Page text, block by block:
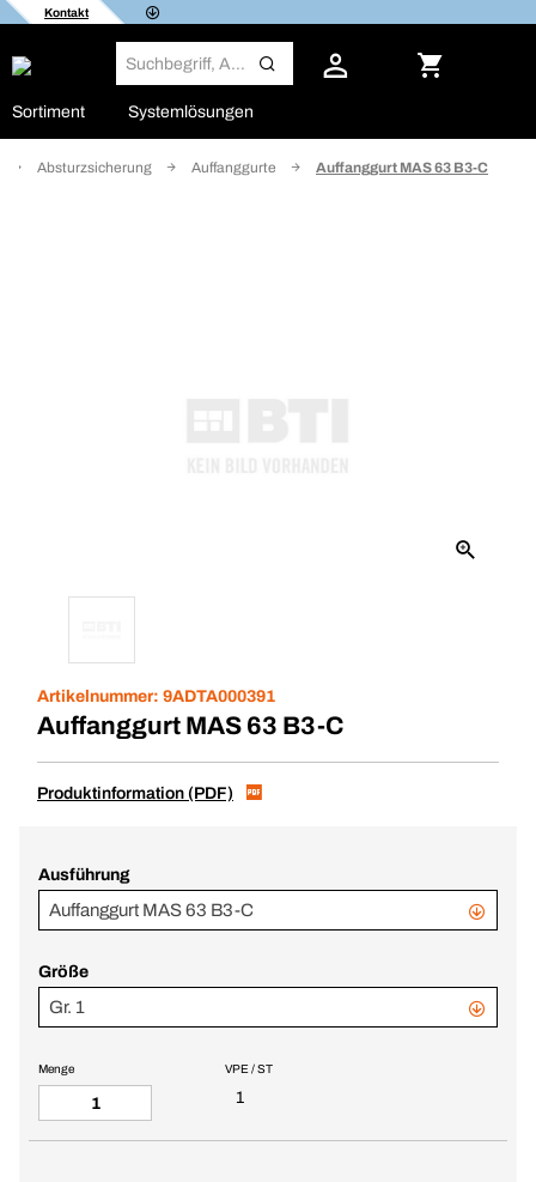
Kontakt
Sortiment Systemlösungen
Absturzsicherung Auffanggurte Auffanggurt MAS 63 B3-C
Artikelnummer: 9ADTA000391
Auffanggurt MAS 63 B3-C
Produktinformation (PDF)
Ausführung
Auffanggurt MAS 63 B3-C
Größe
Gr. 1
VPE / ST
1
Menge